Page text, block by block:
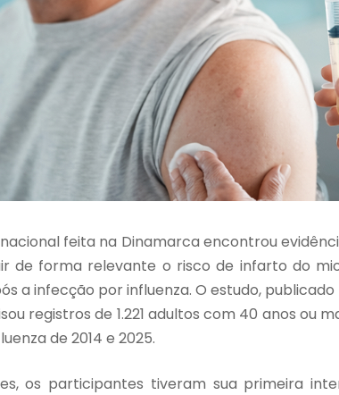
feita na Dinamarca encontrou
de forma relevante o risco de infarto do
a infecção por influenza. O estudo, publicado
registros de 1.221 adultos com 40 anos ou
de 2014 e 2025.
os participantes tiveram sua primeira